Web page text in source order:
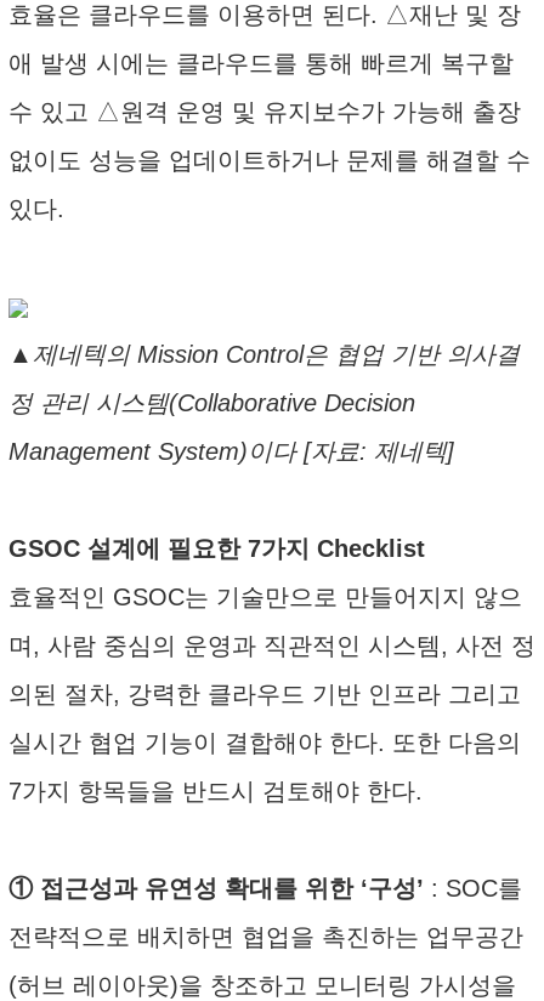
효율은 클라우드를 이용하면 된다. △재난 및 장
애 발생 시에는 클라우드를 통해 빠르게 복구할
수 있고 △원격 운영 및 유지보수가 가능해 출장
없이도 성능을 업데이트하거나 문제를 해결할 수
있다.
▲제네텍의 Mission Control은 협업 기반 의사결
정 관리 시스템(Collaborative Decision
Management System)이다 [자료: 제네텍]
GSOC 설계에 필요한 7가지 Checklist
효율적인 GSOC는 기술만으로 만들어지지 않으
며, 사람 중심의 운영과 직관적인 시스템, 사전 정
의된 절차, 강력한 클라우드 기반 인프라 그리고
실시간 협업 기능이 결합해야 한다. 또한 다음의
7가지 항목들을 반드시 검토해야 한다.
① 접근성과 유연성 확대를 위한 ‘구성’ : SOC를
전략적으로 배치하면 협업을 촉진하는 업무공간
(허브 레이아웃)을 창조하고 모니터링 가시성을